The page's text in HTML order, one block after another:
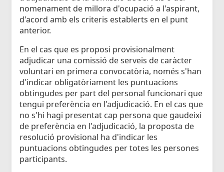
nomenament de millora d'ocupació a l'aspirant,
d'acord amb els criteris establerts en el punt
anterior.
En el cas que es proposi provisionalment
adjudicar una comissió de serveis de caràcter
voluntari en primera convocatòria, només s'han
d'indicar obligatòriament les puntuacions
obtingudes per part del personal funcionari que
tengui preferència en l'adjudicació. En el cas que
no s'hi hagi presentat cap persona que gaudeixi
de preferència en l'adjudicació, la proposta de
resolució provisional ha d'indicar les
puntuacions obtingudes per totes les persones
participants.